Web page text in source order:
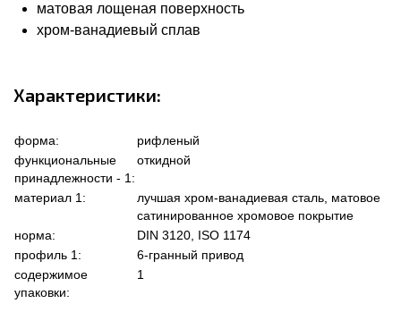
матовая лощеная поверхность
хром-ванадиевый сплав
Характеристики:
форма:
рифленый
функциональные
принадлежности - 1:
откидной
материал 1:
лучшая хром-ванадиевая сталь, матовое
сатинированное хромовое покрытие
норма:
DIN 3120, ISO 1174
профиль 1:
6-гранный привод
содержимое
упаковки:
1